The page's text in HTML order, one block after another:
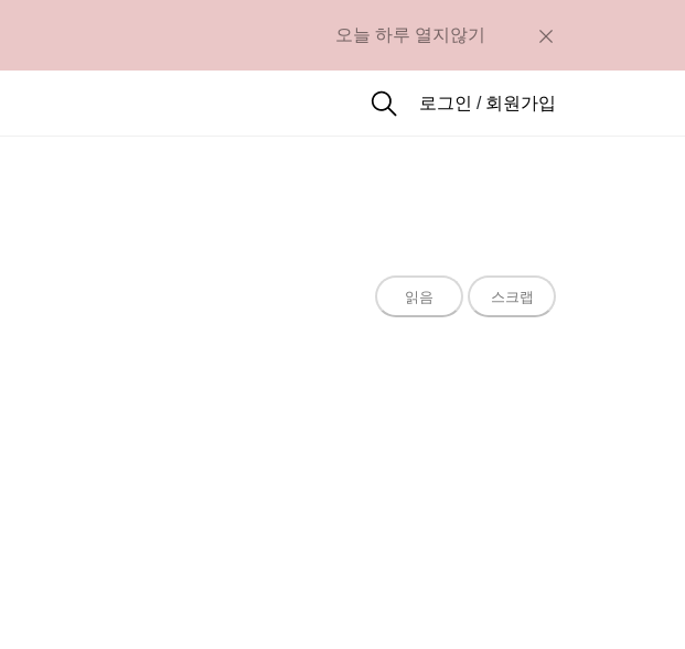
오늘 하루 열지않기
로그인 / 회원가입
읽음 스크랩